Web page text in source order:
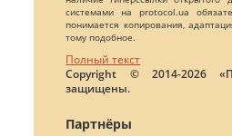
системами на protocol.ua
понимается копирования,
тому подобное.
Полный текст
Copyright © 2014-2026
защищены.
Партнёры